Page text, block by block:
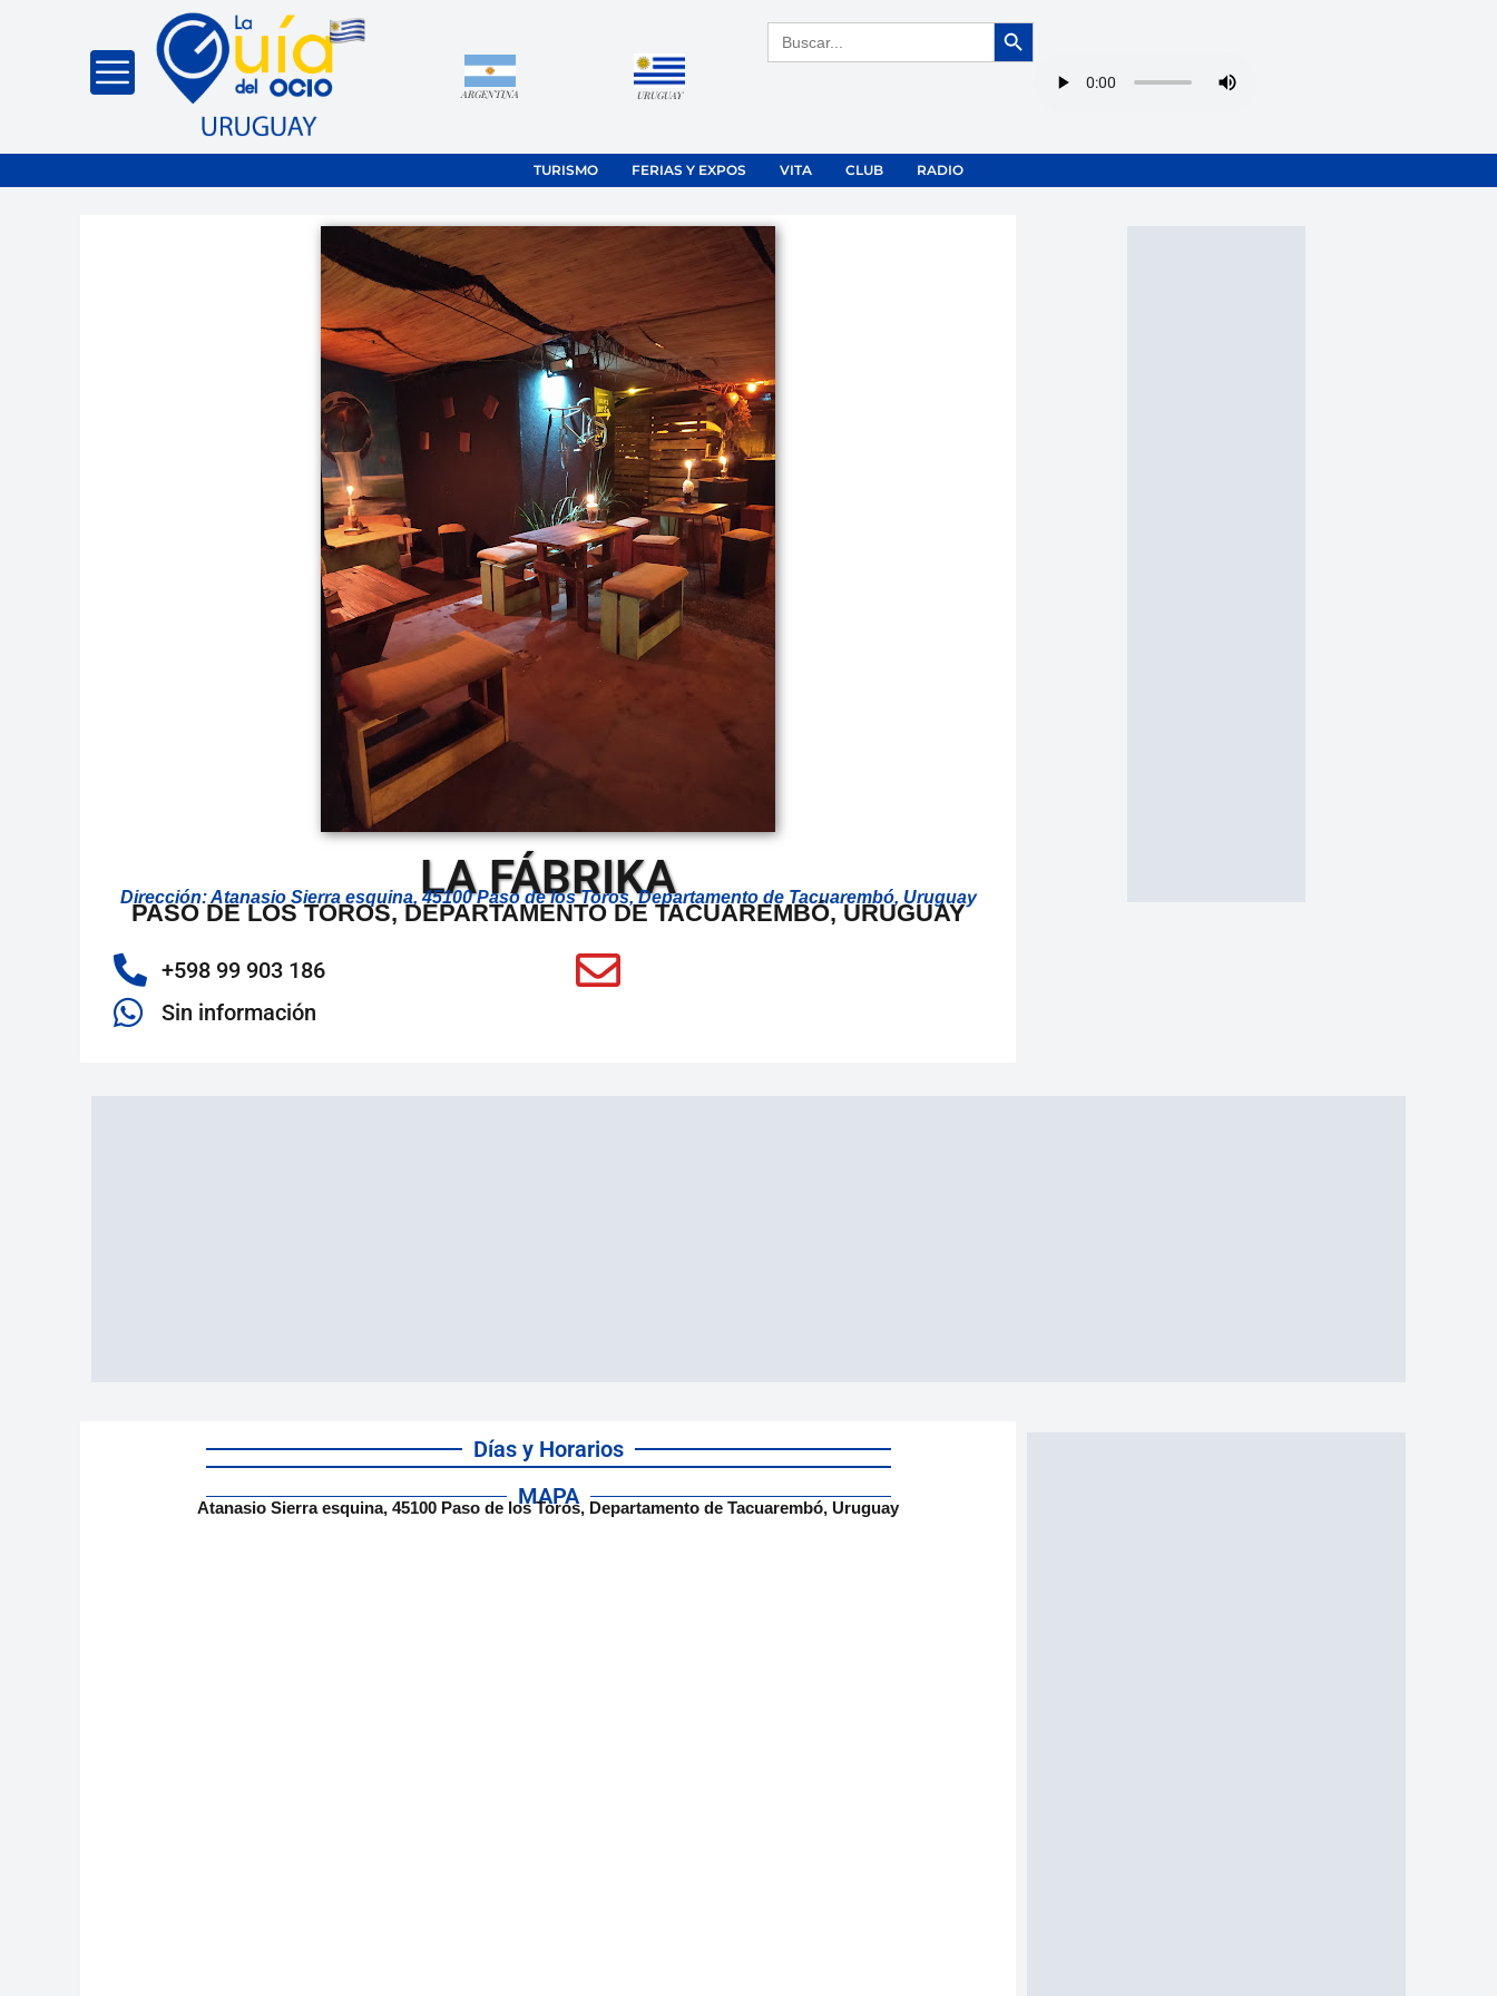
ARGENTINA URUGUAY
Buscar: Botón de búsqueda
TURISMO FERIAS Y EXPOS VITA CLUB RADIO
LA FÁBRIKA
Dirección: Atanasio Sierra esquina, 45100 Paso de los Toros, Departamento de Tacuarembó, Uruguay
PASO DE LOS TOROS, DEPARTAMENTO DE TACUAREMBÓ, URUGUAY
+598 99 903 186
Sin información
Días y Horarios
MAPA
Atanasio Sierra esquina, 45100 Paso de los Toros, Departamento de Tacuarembó, Uruguay